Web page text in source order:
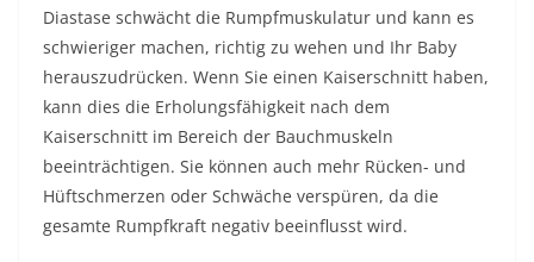
Diastase schwächt die Rumpfmuskulatur und kann es
schwieriger machen, richtig zu wehen und Ihr Baby
herauszudrücken. Wenn Sie einen Kaiserschnitt haben,
kann dies die Erholungsfähigkeit nach dem
Kaiserschnitt im Bereich der Bauchmuskeln
beeinträchtigen. Sie können auch mehr Rücken- und
Hüftschmerzen oder Schwäche verspüren, da die
gesamte Rumpfkraft negativ beeinflusst wird.